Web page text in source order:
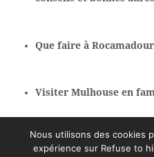
Que faire à
Visiter Mulhouse en
Nous utilisons des cookies
expérience sur Refuse to